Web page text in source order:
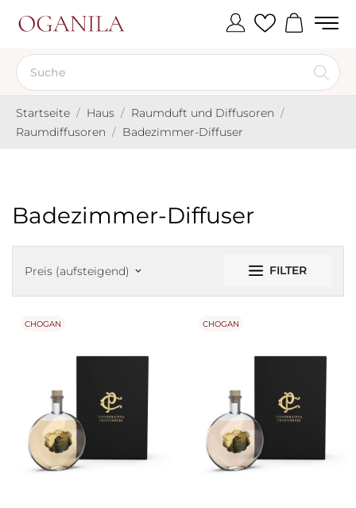
Startseite Haus
Raumduft und Diffusoren
Raumdiffusoren
Badezimmer-Diffuser
Badezimmer-Diffuser
Preis (aufsteigend) keyboard_arrow_down FILTER
CHOGAN CHOGAN